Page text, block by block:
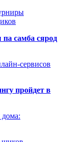
па самба сярод
сервисов
пройдет в
дома: